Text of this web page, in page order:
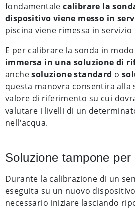
fondamentalecalibrare la
dispositivo viene messo in
piscina viene rimessa in
E per calibrare la sonda in
immersa in una soluzione di
anchesoluzione standard o
questa manovra consentira alla
valore di riferimento su cui
valutare i livelli di un
nell'acqua.
Soluzione tampone
Durante la calibrazione di un
eseguita su un nuovo
necessario iniziare lasciando